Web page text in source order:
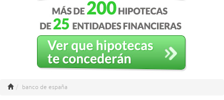
banco de españa